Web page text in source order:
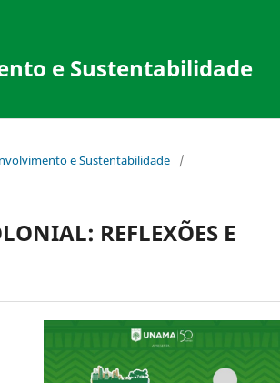
e Sustentabilidade
e Sustentabilidade
/
REFLEXÕES E